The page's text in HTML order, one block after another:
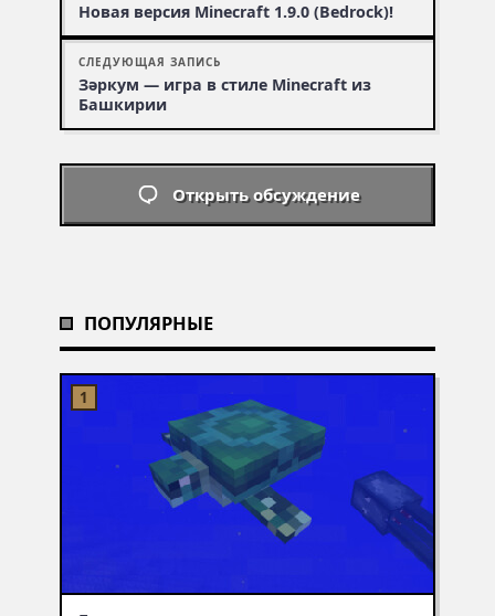
Новая версия Minecraft 1.9.0 (Bedrock)!
СЛЕДУЮЩАЯ ЗАПИСЬ
Зəркум — игра в стиле Minecraft из
Башкирии
Открыть обсуждение
ПОПУЛЯРНЫЕ